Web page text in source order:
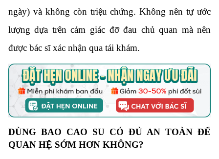
ngày) và không còn triệu chứng. Không nên tự ước
lượng dựa trên cảm giác đỡ đau chủ quan mà nên
được bác sĩ xác nhận qua tái khám.
DÙNG BAO CAO SU CÓ ĐỦ AN TOÀN ĐỂ
QUAN HỆ SỚM HƠN KHÔNG?